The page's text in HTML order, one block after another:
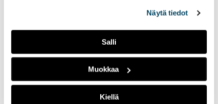
Näytä tiedot
Salli
Muokkaa
Kiellä
Tuukka Ingers ja Olli Halme.
Perintövero alle
kahdessa minuutissa
13.05.2026
Perintöveron muutos tuli